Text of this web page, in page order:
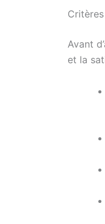
Avant
et la